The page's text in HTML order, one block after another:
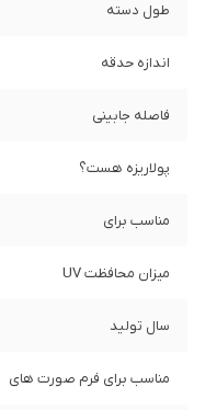
طول دسته
اندازه حدقه
فاصله جابینی
پولاریزه هست؟
مناسب برای
میزان محافظت UV
سال تولید
مناسب برای فرم صورت های